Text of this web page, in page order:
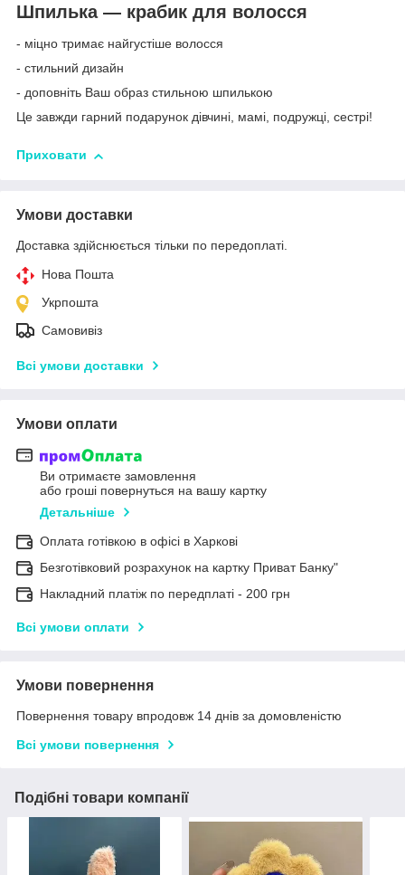
Шпилька — крабик для волосся
- міцно тримає найгустіше волосся
- стильний дизайн
- доповніть Ваш образ стильною шпилькою
Це завжди гарний подарунок дівчині, мамі, подружці, сестрі!
Приховати
Умови доставки
Доставка здійснюється тільки по передоплаті.
Нова Пошта
Укрпошта
Самовивіз
Всі умови доставки
Умови оплати
Ви отримаєте замовлення
або гроші повернуться на вашу картку
Детальніше
Оплата готівкою в офісі в Харкові
Безготівковий розрахунок на картку Приват Банку"
Накладний платіж по передплаті - 200 грн
Всі умови оплати
Умови повернення
Повернення товару впродовж 14 днів за домовленістю
Всі умови повернення
Подібні товари компанії